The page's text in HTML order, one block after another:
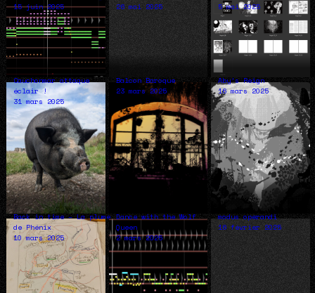
15 juin 2025
26 mai 2025
5 mai 2025
Cauchonmar attaque
éclair !
31 mars 2025
Balcon Baroque
23 mars 2025
Aby’s Reign
16 mars 2025
Back in time – La plume
de Phénix
10 mars 2025
Dance with the Wolf
Queen
2 mars 2025
modus operandi
16 février 2025